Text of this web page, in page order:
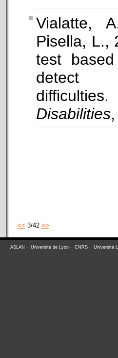
Vialatte,
Pisella, L.,
test
detect
Disabilities
<< 3/42 >>
ASLAN - Université de Lyon- CNRS- Université